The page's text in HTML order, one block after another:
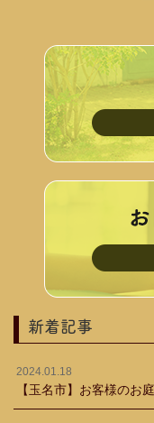
新着記事
2024.01.18
【玉名市】お客様のお